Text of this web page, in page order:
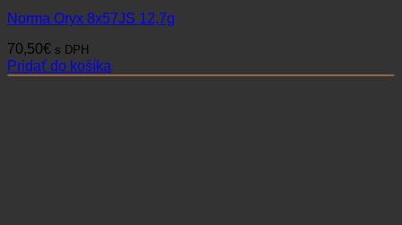
Norma Oryx 8x57JS 12,7g
70,50€ s DPH
Pridať do košíka